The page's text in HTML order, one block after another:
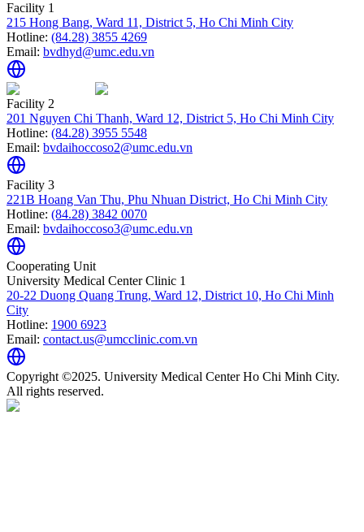
Facility 1
215 Hong Bang, Ward 11, District 5, Ho Chi Minh City
Hotline: (84.28) 3855 4269
Email: bvdhyd@umc.edu.vn
Facility 2
201 Nguyen Chi Thanh, Ward 12, District 5, Ho Chi Minh City
Hotline: (84.28) 3955 5548
Email: bvdaihoccoso2@umc.edu.vn
Facility 3
221B Hoang Van Thu, Phu Nhuan District, Ho Chi Minh City
Hotline: (84.28) 3842 0070
Email: bvdaihoccoso3@umc.edu.vn
Cooperating Unit
University Medical Center Clinic 1
20-22 Duong Quang Trung, Ward 12, District 10, Ho Chi Minh
City
Hotline: 1900 6923
Email: contact.us@umcclinic.com.vn
Copyright ©2025. University Medical Center Ho Chi Minh City.
All rights reserved.